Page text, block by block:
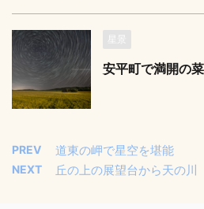
星景
安平町で満開の
PREV 道東の岬で星空を堪能
NEXT 丘の上の展望台から天の